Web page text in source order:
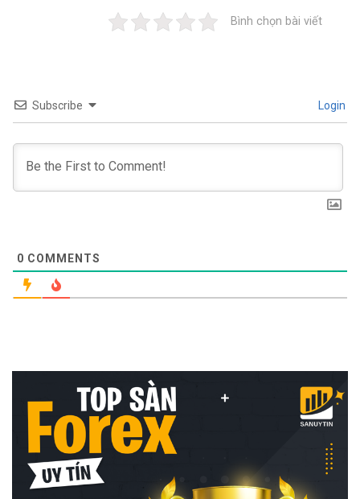
Bình chọn bài viết
Subscribe Login
0 COMMENTS